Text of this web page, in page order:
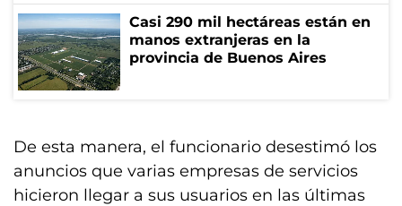
Casi 290 mil hectáreas están en
manos extranjeras en la
provincia de Buenos Aires
De esta manera, el funcionario desestimó los
anuncios que varias empresas de servicios
hicieron llegar a sus usuarios en las últimas